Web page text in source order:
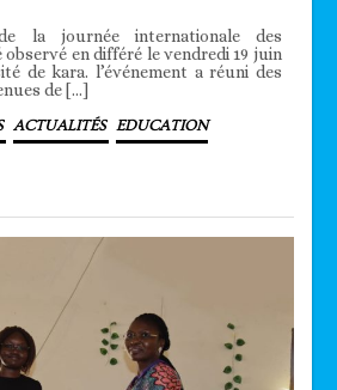
la journée internationale des
observé en différé le vendredi 19 juin
de kara. l’événement a réuni des
de […]
ACTUALITÉS EDUCATION